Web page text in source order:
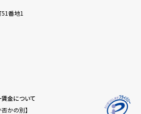
番地1
金について
かの別】